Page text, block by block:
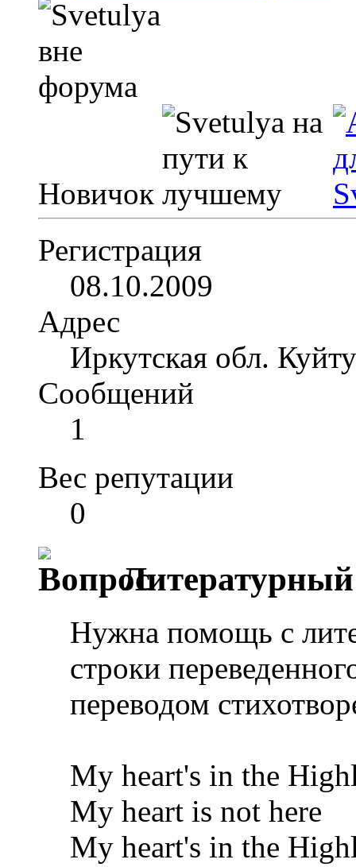
Новичок
Регистрация
08.10.2009
Адрес
Иркутская обл.
Сообщений
1
Вес репутации
0
Литературный
Нужна помощь с
строки
переводом
My heart's in the
My heart is not here
My heart's in the